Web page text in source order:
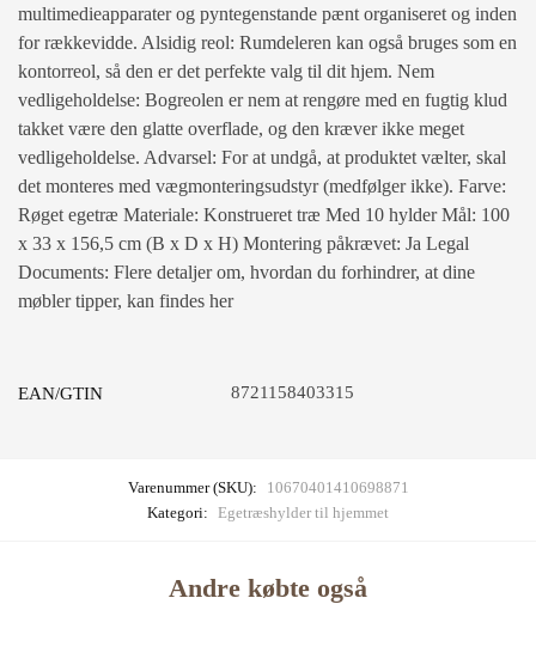
multimedieapparater og pyntegenstande pænt organiseret og inden
for rækkevidde. Alsidig reol: Rumdeleren kan også bruges som en
kontorreol, så den er det perfekte valg til dit hjem. Nem
vedligeholdelse: Bogreolen er nem at rengøre med en fugtig klud
takket være den glatte overflade, og den kræver ikke meget
vedligeholdelse. Advarsel: For at undgå, at produktet vælter, skal
det monteres med vægmonteringsudstyr (medfølger ikke). Farve:
Røget egetræ Materiale: Konstrueret træ Med 10 hylder Mål: 100
x 33 x 156,5 cm (B x D x H) Montering påkrævet: Ja Legal
Documents: Flere detaljer om, hvordan du forhindrer, at dine
møbler tipper, kan findes her
EAN/GTIN 8721158403315
Varenummer (SKU):
10670401410698871
Kategori: Egetræshylder til hjemmet
Andre købte også